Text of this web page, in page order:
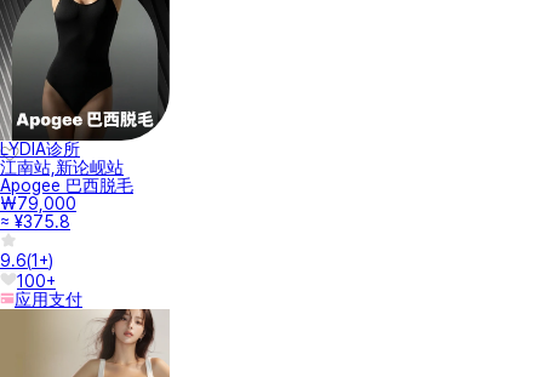
LYDIA诊所
江南站,新论岘站
Apogee 巴西脱毛
₩79,000
≈ ¥375.8
9.6(1+)
100+
应用支付